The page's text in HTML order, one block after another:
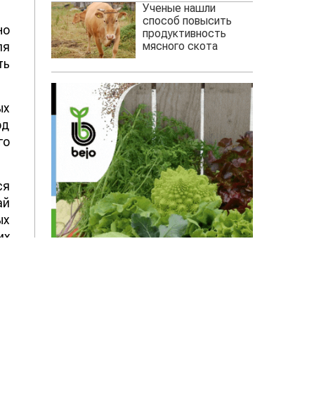
Ученые нашли
способ повысить
продуктивность
мясного скота